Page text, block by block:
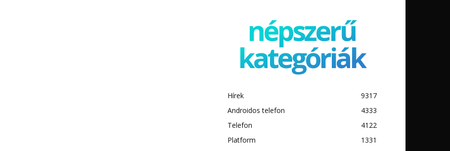
népszerű
kategóriák
Hírek
9317
Androidos telefon
4333
Telefon
4122
Platform
1331